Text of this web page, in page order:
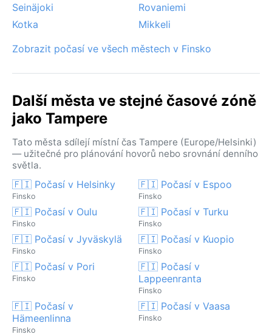
Seinäjoki
Rovaniemi
Kotka
Mikkeli
Zobrazit počasí ve všech městech v Finsko
Další města ve stejné časové zóně
jako Tampere
Tato města sdílejí místní čas Tampere (Europe/Helsinki)
— užitečné pro plánování hovorů nebo srovnání denního
světla.
🇫🇮 Počasí v Helsinky
Finsko
🇫🇮 Počasí v Espoo
Finsko
🇫🇮 Počasí v Oulu
Finsko
🇫🇮 Počasí v Turku
Finsko
🇫🇮 Počasí v Jyväskylä
Finsko
🇫🇮 Počasí v Kuopio
Finsko
🇫🇮 Počasí v Pori
Finsko
🇫🇮 Počasí v
Lappeenranta
Finsko
🇫🇮 Počasí v
Hämeenlinna
Finsko
🇫🇮 Počasí v Vaasa
Finsko